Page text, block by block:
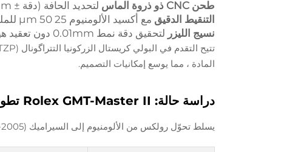
طحن CNC ذو ذروة الماس
لتحديد الحافة (دقة ± 5μm)
التنقيط الدقيق مع أكسيد الألومنيوم 25 50 μm للملمسات الماتية المتساوية
نسيج الليزر لتحقيق دقة نمط 0.01mm دون تعقيد هيكلي
المادة ، مما يوسع إمكانيات التصميم.
دراسة حالة: Rolex GMT-Master II تطور اللوحة السيراميكية
يسلط تحوّل رولكس من الألومنيوم إلى السيراميك (2005-2023) الضوء على الابتكار المادي: